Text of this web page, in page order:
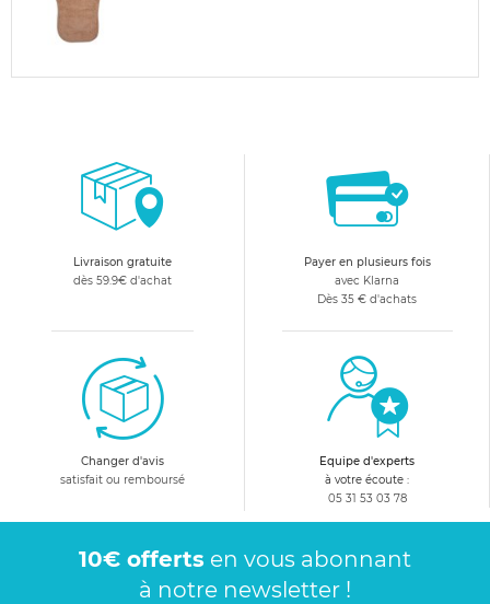
Livraison gratuite
dès 59.9€ d'achat
Payer en plusieurs fois
avec Klarna
Dès 35 € d'achats
Changer d'avis
satisfait ou remboursé
Equipe d'experts
à votre écoute :
05 31 53 03 78
10€ offerts en vous abonnant
à notre newsletter !